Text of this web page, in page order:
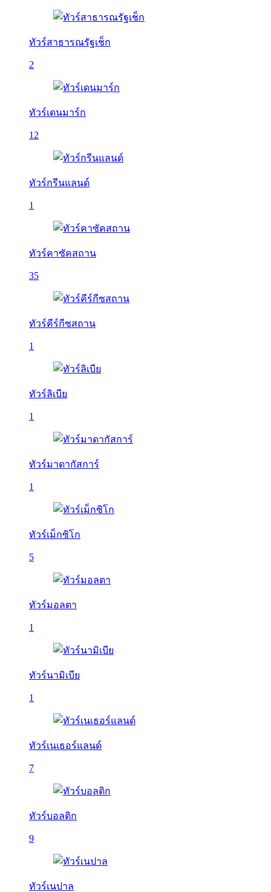
ทัวร์สาธารณรัฐเช็ก
2
ทัวร์เดนมาร์ก
12
ทัวร์กรีนแลนด์
1
ทัวร์คาซัคสถาน
35
ทัวร์คีร์กีซสถาน
1
ทัวร์ลิเบีย
1
ทัวร์มาดากัสการ์
1
ทัวร์เม็กซิโก
5
ทัวร์มอลตา
1
ทัวร์นามิเบีย
1
ทัวร์เนเธอร์แลนด์
7
ทัวร์บอลติก
9
ทัวร์เนปาล